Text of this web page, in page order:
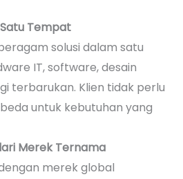
Tempat
solusi dalam satu
IT, software, desain
terbarukan. Klien tidak perlu
untuk kebutuhan yang
Merek Ternama
merek global